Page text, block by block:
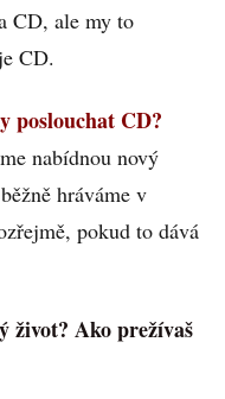
CD, ale my to
CD.
poslouchat CD?
nabídnou nový
hráváme v
pokud to dává
život? Ako prežívaš